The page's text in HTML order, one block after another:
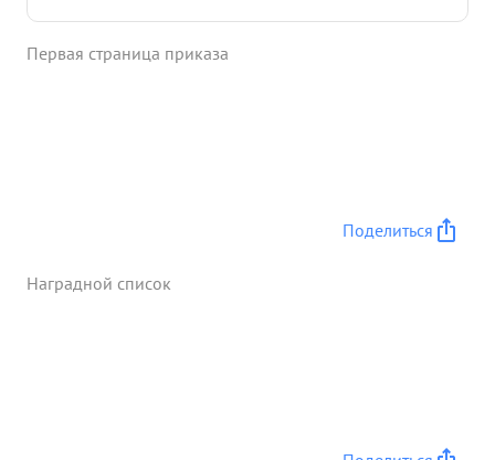
заданиями. ...»
Первая страница приказа
Поделиться
Наградной список